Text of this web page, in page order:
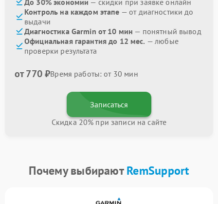
До 30% экономии — скидки при заявке онлайн
Контроль на каждом этапе — от диагностики до
выдачи
Диагностика Garmin от 10 мин — понятный вывод
Официальная гарантия до 12 мес. — любые
проверки результата
от 770 ₽Время работы: от 30 мин
Записаться
Скидка 20% при записи на сайте
Почему выбираютRemSupport